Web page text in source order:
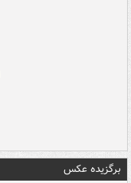
برگزیده عکس